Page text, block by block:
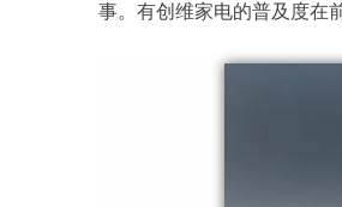
事。有创维家电的普及度在